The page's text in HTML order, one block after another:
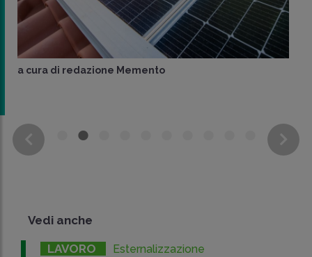
a cura di redazione Memento
Vedi anche
LAVORO Esternalizzazione